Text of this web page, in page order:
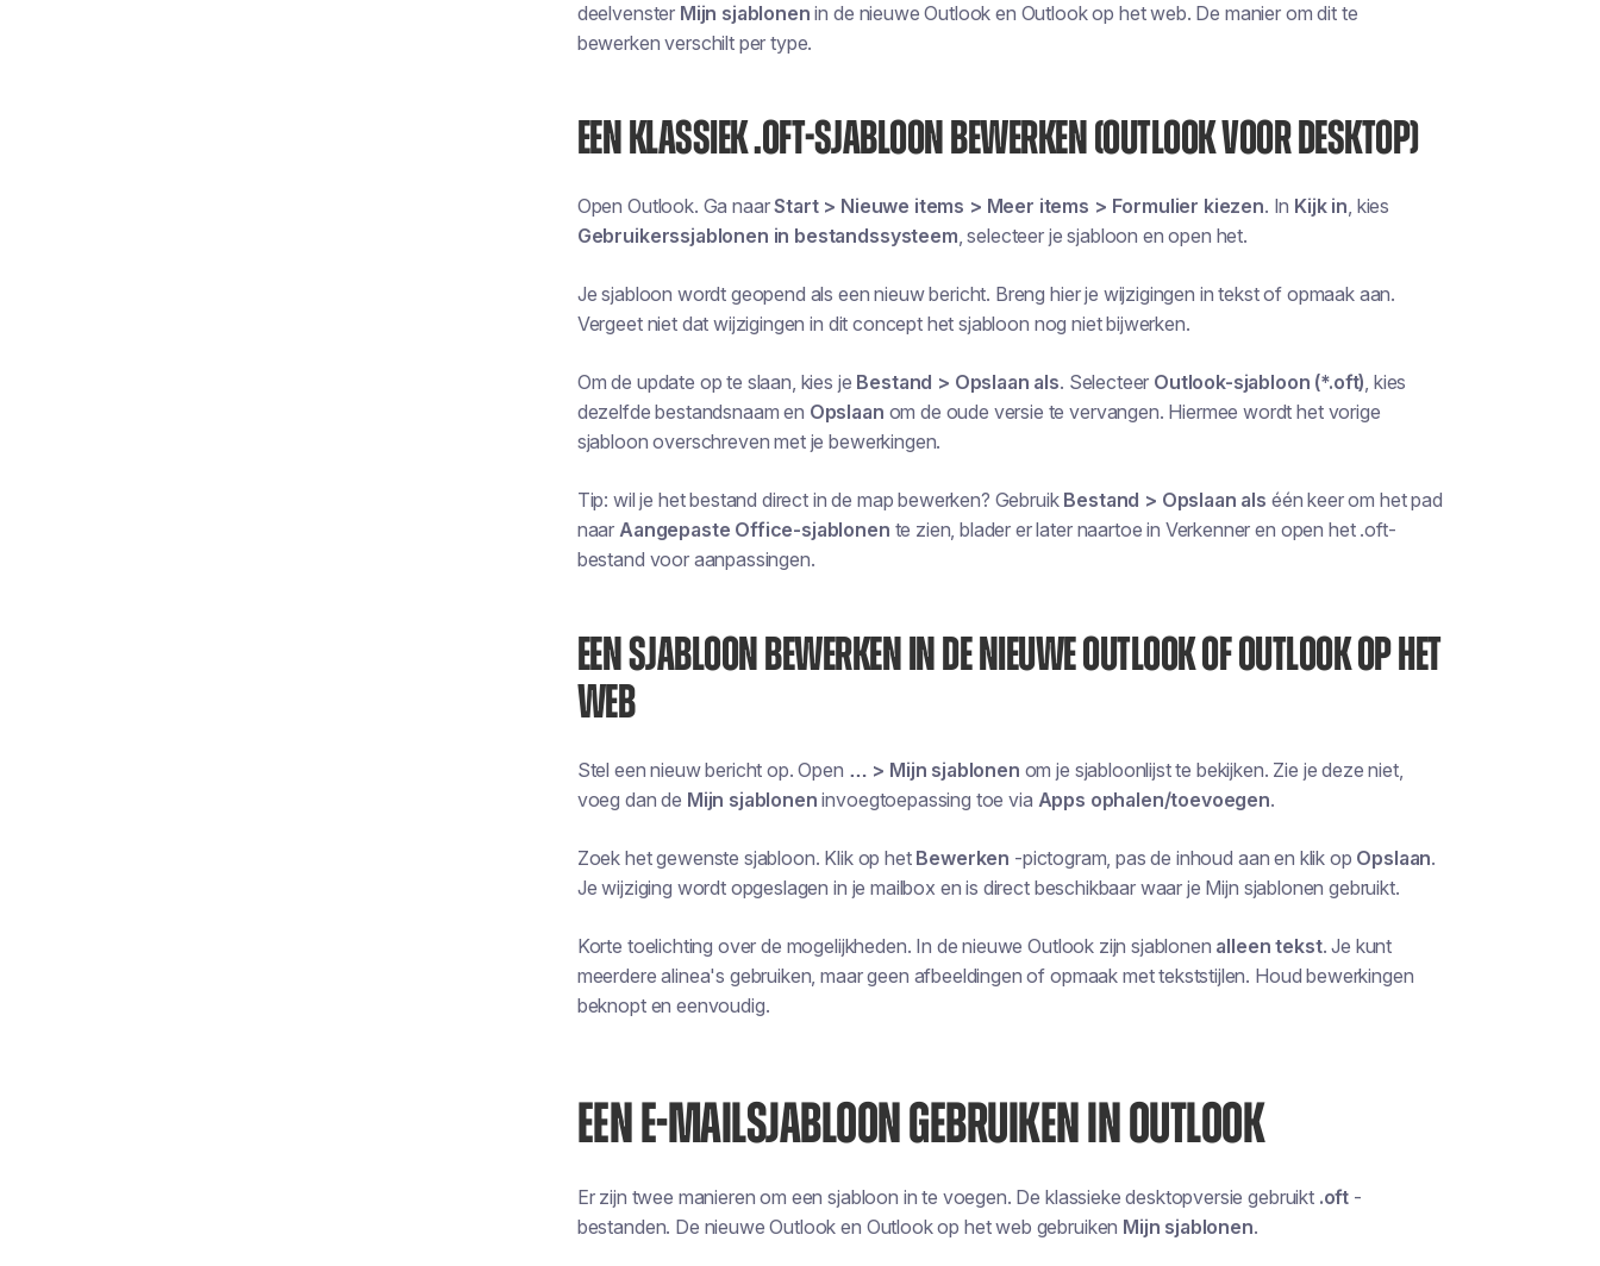
deelvenster Mijn sjablonen in de nieuwe Outlook en Outlook op het web. De manier om dit te
bewerken verschilt per type.
EEN KLASSIEK .OFT-SJABLOON BEWERKEN (OUTLOOK VOOR DESKTOP)
Open Outlook. Ga naarStart > Nieuwe items > Meer items > Formulier kiezen. In Kijk in, kies
Gebruikerssjablonen in bestandssysteem, selecteer je sjabloon en open het.
Je sjabloon wordt geopend als een nieuw bericht. Breng hier je wijzigingen in tekst of opmaak aan.
Vergeet niet dat wijzigingen in dit concept het sjabloon nog niet bijwerken.
Om de update op te slaan, kies je Bestand > Opslaan als. Selecteer Outlook-sjabloon (*.oft), kies
dezelfde bestandsnaam en Opslaan om de oude versie te vervangen. Hiermee wordt het vorige
sjabloon overschreven met je bewerkingen.
Tip: wil je het bestand direct in de map bewerken? Gebruik Bestand > Opslaan als één keer om het pad
naar Aangepaste Office-sjablonen te zien, blader er later naartoe in Verkenner en open het .oft-
bestand voor aanpassingen.
EEN SJABLOON BEWERKEN IN DE NIEUWE OUTLOOK OF OUTLOOK OP HET
WEB
Stel een nieuw bericht op. Open … > Mijn sjablonen om je sjabloonlijst te bekijken. Zie je deze niet,
voeg dan de Mijn sjablonen invoegtoepassing toe via Apps ophalen/toevoegen.
Zoek het gewenste sjabloon. Klik op het Bewerken -pictogram, pas de inhoud aan en klik op Opslaan.
Je wijziging wordt opgeslagen in je mailbox en is direct beschikbaar waar je Mijn sjablonen gebruikt.
Korte toelichting over de mogelijkheden. In de nieuwe Outlook zijn sjablonen alleen tekst. Je kunt
meerdere alinea's gebruiken, maar geen afbeeldingen of opmaak met tekststijlen. Houd bewerkingen
beknopt en eenvoudig.
EEN E-MAILSJABLOON GEBRUIKEN IN OUTLOOK
Er zijn twee manieren om een sjabloon in te voegen. De klassieke desktopversie gebruikt .oft -
bestanden. De nieuwe Outlook en Outlook op het web gebruiken Mijn sjablonen.